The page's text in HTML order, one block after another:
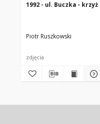
1992 - ul. Buczka - krzyż
Piotr Ruszkowski
zdjęcia